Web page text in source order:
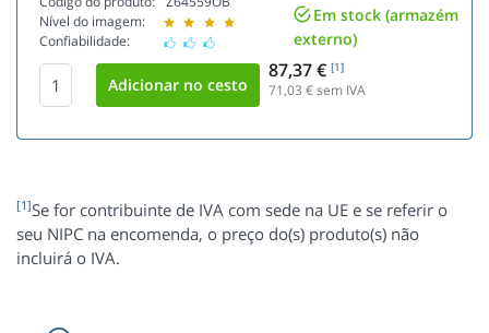
Nível do imagem:
Confiabilidade:
Em stock (armazém
externo)
87,37 € [1]
71,03 € sem IVA
[1]Se for contribuinte de IVA com sede na UE e se referir o
seu NIPC na encomenda, o preço do(s) produto(s) não
incluirá o IVA.